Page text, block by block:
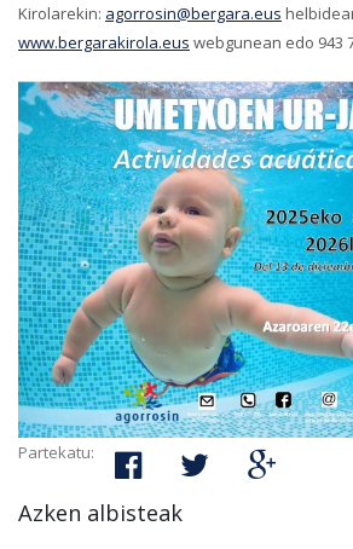
Kirolarekin: agorrosin@bergara.eus
www.bergarakirola.eus webgunean edo 943
Partekatu:
Azken albisteak